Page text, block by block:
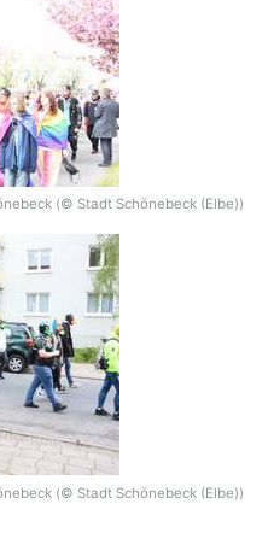
(© Stadt Schönebeck (Elbe))
(© Stadt Schönebeck (Elbe))